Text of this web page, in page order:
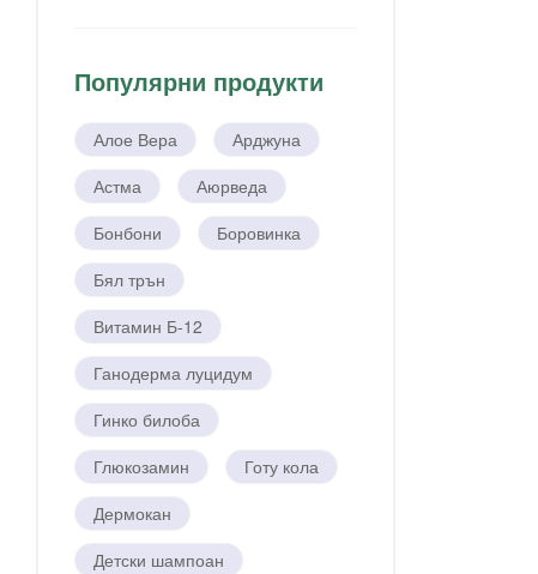
Популярни продукти
Алое Вера
Арджуна
Астма
Аюрведа
Бонбони
Боровинка
Бял трън
Витамин Б-12
Ганодерма луцидум
Гинко билоба
Глюкозамин
Готу кола
Дермокан
Детски шампоан